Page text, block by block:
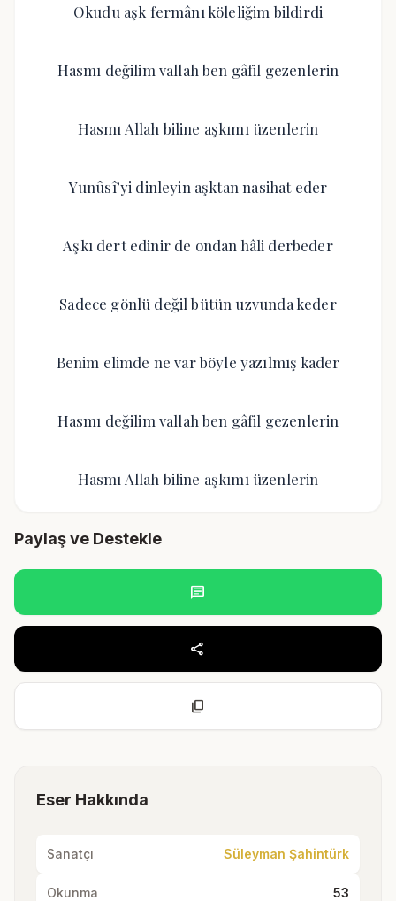
Okudu aşk fermânı köleliğim bildirdi
Hasmı değilim vallah ben gâfil gezenlerin
Hasmı Allah biline aşkımı üzenlerin
Yunûsî’yi dinleyin aşktan nasihat eder
Aşkı dert edinir de ondan hâli derbeder
Sadece gönlü değil bütün uzvunda keder
Benim elimde ne var böyle yazılmış kader
Hasmı değilim vallah ben gâfil gezenlerin
Hasmı Allah biline aşkımı üzenlerin
Paylaş ve Destekle
chat
share
content_copy
Eser Hakkında
Sanatçı Süleyman Şahintürk
Okunma 53